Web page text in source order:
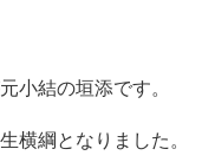
小結の垣添です。
横綱となりました。